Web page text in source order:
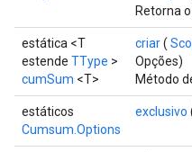
Retorna
estática <T
estende TType >
cumSum <T>
criar(
Opções)
Método
estáticos
Cumsum.Options
exclusivo